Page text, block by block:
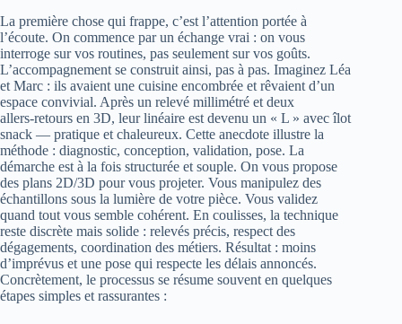
La première chose qui frappe, c’est l’attention portée à
l’écoute. On commence par un échange vrai : on vous
interroge sur vos routines, pas seulement sur vos goûts.
L’accompagnement se construit ainsi, pas à pas. Imaginez Léa
et Marc : ils avaient une cuisine encombrée et rêvaient d’un
espace convivial. Après un relevé millimétré et deux
allers‑retours en 3D, leur linéaire est devenu un « L » avec îlot
snack — pratique et chaleureux. Cette anecdote illustre la
méthode : diagnostic, conception, validation, pose. La
démarche est à la fois structurée et souple. On vous propose
des plans 2D/3D pour vous projeter. Vous manipulez des
échantillons sous la lumière de votre pièce. Vous validez
quand tout vous semble cohérent. En coulisses, la technique
reste discrète mais solide : relevés précis, respect des
dégagements, coordination des métiers. Résultat : moins
d’imprévus et une pose qui respecte les délais annoncés.
Concrètement, le processus se résume souvent en quelques
étapes simples et rassurantes :